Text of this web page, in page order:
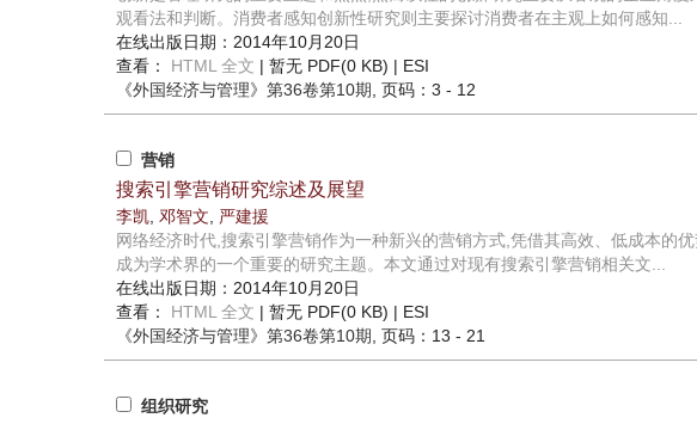
观看法和判断。消费者感知创新性研究则主要探讨消费者在主观上如何感知...
在线出版日期：2014年10月20日
查看： HTML 全文 | 暂无 PDF(0 KB) | ESI
《外国经济与管理》 第36卷第10期, 页码：3 - 12
营销
搜索引擎营销研究综述及展望
李凯, 邓智文, 严建援
网络经济时代,搜索引擎营销作为一种新兴的营销方式,凭借其高效、低成本的
成为学术界的一个重要的研究主题。本文通过对现有搜索引擎营销相关文...
在线出版日期：2014年10月20日
查看： HTML 全文 | 暂无 PDF(0 KB) | ESI
《外国经济与管理》 第36卷第10期, 页码：13 - 21
组织研究